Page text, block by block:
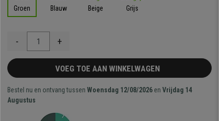
Groen Blauw Beige Grijs
- +
VOEG TOE AAN WINKELWAGEN
Bestel nu en ontvang tussen Woensdag 12/08/2026 en Vrijdag 14
Augustus